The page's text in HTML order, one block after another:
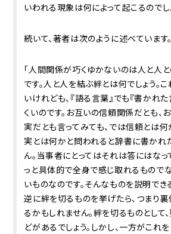
いわれる現象は何によって起こるのでし
続いて、著者は次のように述べています。
「人間関係が巧くゆかないのは人と人
です。人と人を結ぶ絆とは何でしょう。
いけれども、『語る言葉』でも『書かれ
くいのです。お互いの信頼関係だとも、
実だとも言ってみても、では信頼とは何
実とは何かと問われると辞書に書かれ
ん。当事者にとってはそれは答にはなっ
っと具体的で全身で感じ取れるもので
いものなのです。そんなものを説明でき
逆に絆を切るものを挙げたら、つまり
るかもしれません。絆を切るものとして
どがあるでしょう。しかし、一方がこれ